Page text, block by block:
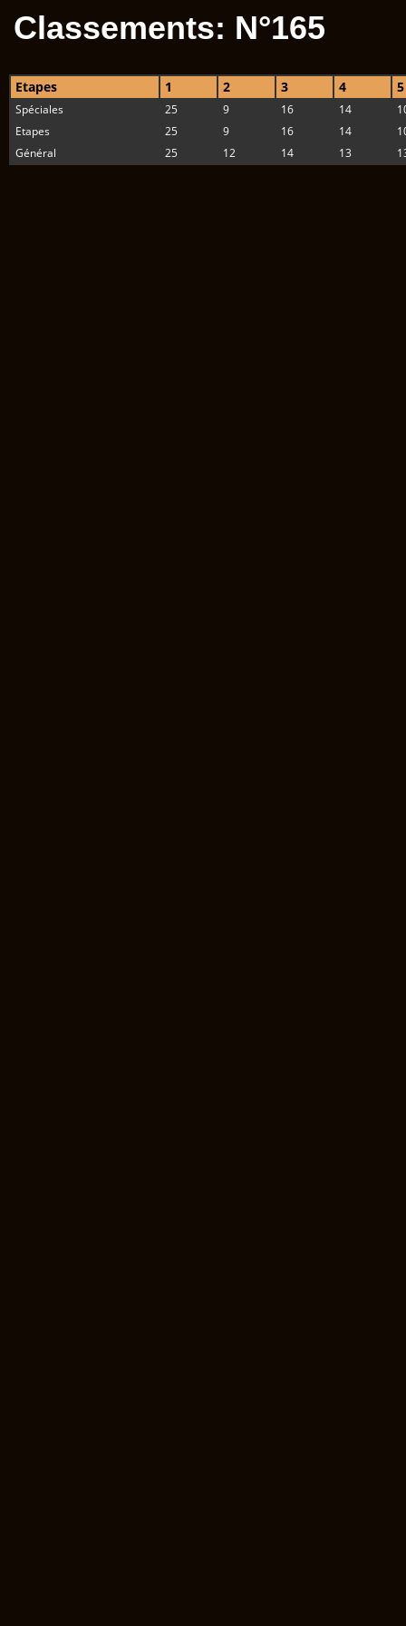
Classements: N°165
Etapes 1 2 3 4 5
Spéciales 25 9 16 14
Etapes
25 9 16 14
Général
25 12 14 13